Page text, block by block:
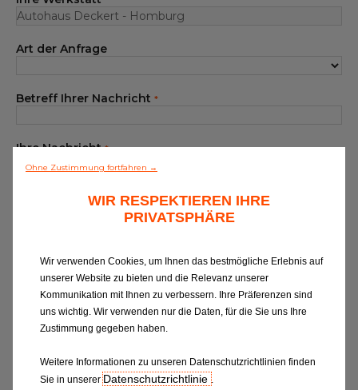
Kundenservice
Alle Werkstätten
Dem Netz beitreten
Wenn Sie Informationen zu EUROREPAR
CAR SERVICE erhalten oder von unserer
Kundenbetreuung kontaktiert werden
möchten, dann füllen Sie bitte das
Formular aus.
Art der Anfrage
Betreff Ihrer Nachricht *
Ihre Nachricht*
Ohne Zustimmung fortfahren →
WIR RESPEKTIEREN IHRE
PRIVATSPHÄRE
Wir verwenden Cookies, um Ihnen das bestmögliche Erlebnis auf
unserer Website zu bieten und die Relevanz unserer
Kommunikation mit Ihnen zu verbessern. Ihre Präferenzen sind
uns wichtig. Wir verwenden nur die Daten, für die Sie uns Ihre
Zustimmung gegeben haben.
Weitere Informationen zu unseren Datenschutzrichtlinien finden
Sie in unsererDatenschutzrichtlinie .